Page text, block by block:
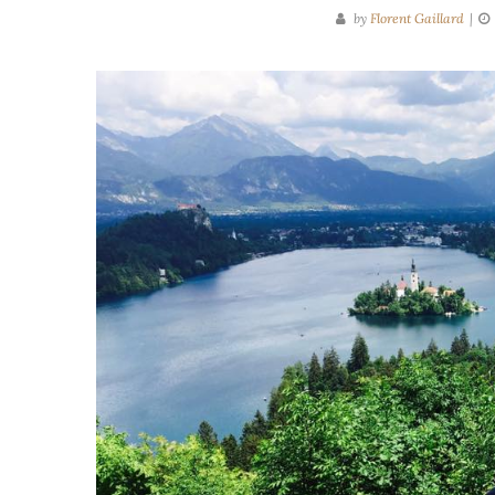
by Florent Gaillard